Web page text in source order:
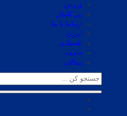
ورزش
بین الملل
ارتباط با ما
انرژی
اقتصادی
جامعه
مقالات